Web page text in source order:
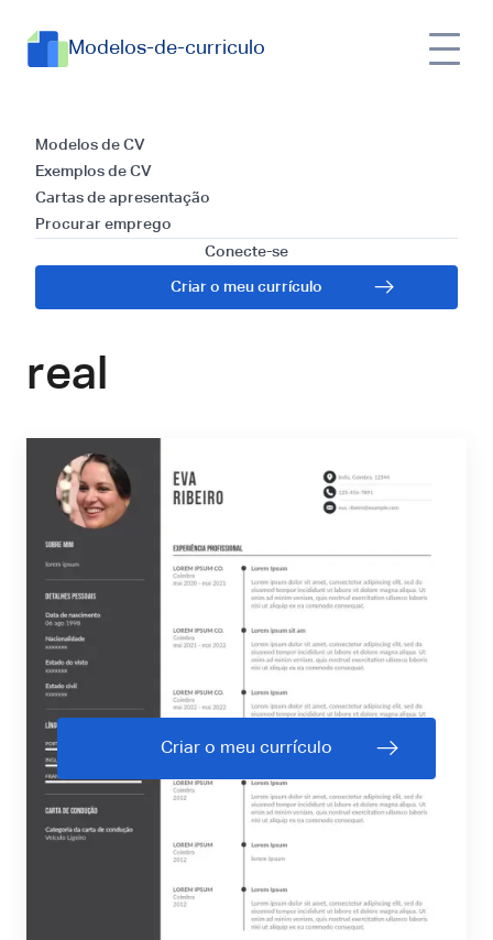
Modelos-de-curriculo
Modelos de CV
Exemplos de CV
Cartas de apresentação
Procurar emprego
Conecte-se
Criar o meu currículo
Currículos para
Cozinheiro Chefe:
Dicas e Exemplo
prático e da vida
real
Criar o meu currículo